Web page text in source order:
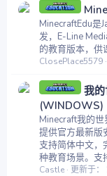
MinecraftEdu是
发，E-Line
的教育版本，供
ClosePlace5579
我
(WINDOWS)
Minecraft我的
提供官方最新版
支持简体中文，
种教育场景。支
Castle 更新于：